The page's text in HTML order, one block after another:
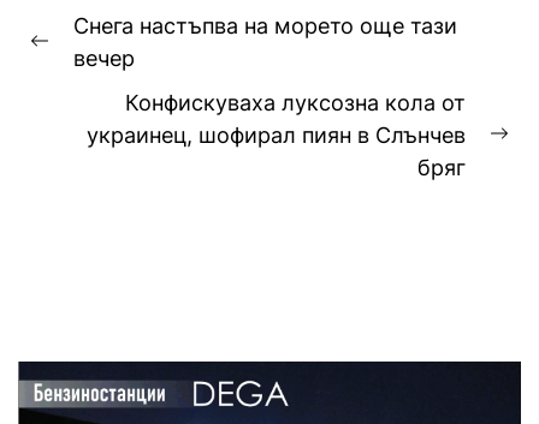
Навигация
Previous
Снега настъпва на морето още тази
вечер
Конфискуваха луксозна кола от
украинец, шофирал пиян в Слънчев
бряг